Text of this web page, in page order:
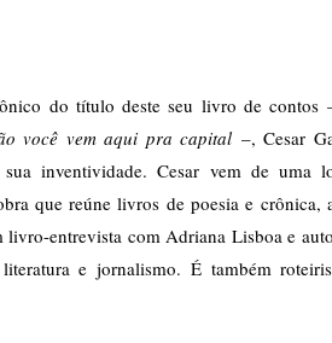
do título deste seu livro de
você vem aqui pra capital –, Cesar
inventividade. Cesar vem de uma
que reúne livros de poesia e crônica,
entrevista com Adriana Lisboa e
e jornalismo. É também